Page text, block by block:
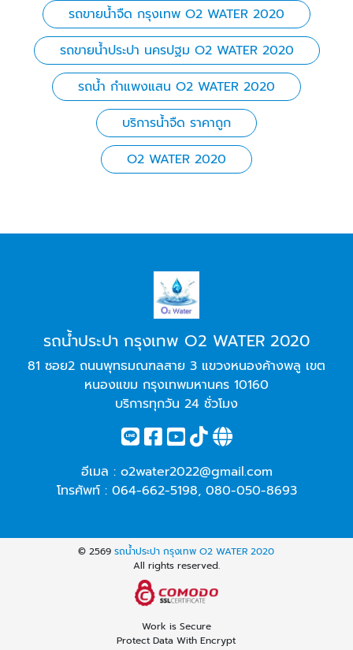
รถขายน้ำจืด กรุงเทพ O2 WATER 2020
รถขายน้ำประปา นครปฐม O2 WATER 2020
รถน้ำ กำแพงแสน O2 WATER 2020
บริการน้ำจืด ราคาถูก
O2 WATER 2020
รถน้ำประปา กรุงเทพ O2 WATER 2020
81 ซอย2 ถนนพุทธมณฑลสาย 3 แขวงหนองค้างพลู เขต
หนองแขม กรุงเทพมหานคร 10160
บริการทุกวัน 24 ชั่วโมง
อีเมล : o2water2022@gmail.com
โทรศัพท์ : 064-662-5198, 080-050-8693
© 2569รถน้ำประปา กรุงเทพ O2 WATER 2020
All rights reserved.
Work is Secure
Protect Data With Encrypt